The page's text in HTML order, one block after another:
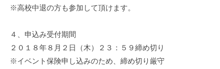
※高校中退の方も参加して頂けます。
４、申込み受付期間
２０１８年８月２日（木）２３：５９締め切り
※イベント保険申し込みのため、締め切り厳守